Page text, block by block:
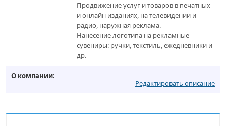
Продвижение услуг и товаров в печатных
и онлайн изданиях, на телевидении и
радио, наружная реклама.
Нанесение логотипа на рекламные
сувениры: ручки, текстиль, ежедневники и
др.
О компании:
Редактировать описание